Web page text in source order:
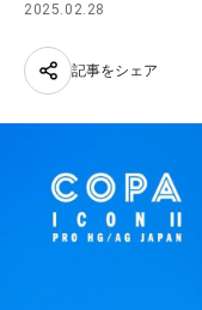
2025.02.28
記事をシェア